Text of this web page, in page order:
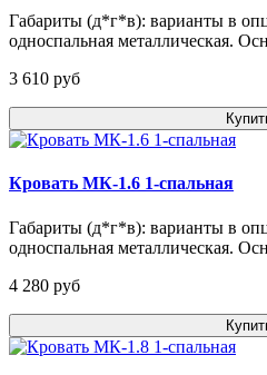
Габариты (д*г*в): варианты в
односпальная металлическая.
3 610 pуб
Кровать МК-1.6 1-спальная
Габариты (д*г*в): варианты в
односпальная металлическая.
4 280 pуб